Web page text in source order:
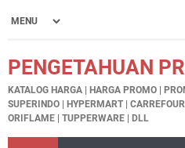
PENGETAHUAN
KATALOG HARGA | HARGA PROMO |
SUPERINDO | HYPERMART |
ORIFLAME | TUPPERWARE | DLL